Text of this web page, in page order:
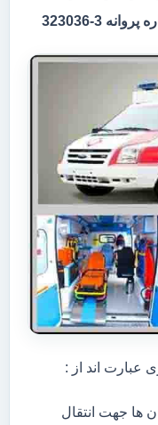
عبارت اند از :
ها جهت انتقال